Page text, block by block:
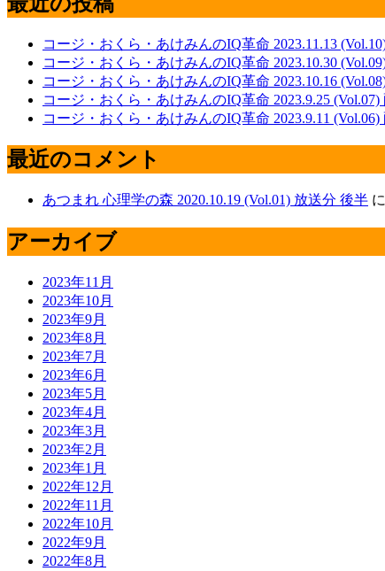
コージ・おくら・あけみんのIQ革命 2023.11.13
コージ・おくら・あけみんのIQ革命 2023.10.30
コージ・おくら・あけみんのIQ革命 2023.10.16
コージ・おくら・あけみんのIQ革命 2023.9.25 (Vol.07)
コージ・おくら・あけみんのIQ革命 2023.9.11 (Vol.06)
最近のコメント
あつまれ 心理学の森 2020.10.19 (Vol.01) 放送分 後半 に
アーカイブ
2023年11月
2023年10月
2023年9月
2023年8月
2023年7月
2023年6月
2023年5月
2023年4月
2023年3月
2023年2月
2023年1月
2022年12月
2022年11月
2022年10月
2022年9月
2022年8月